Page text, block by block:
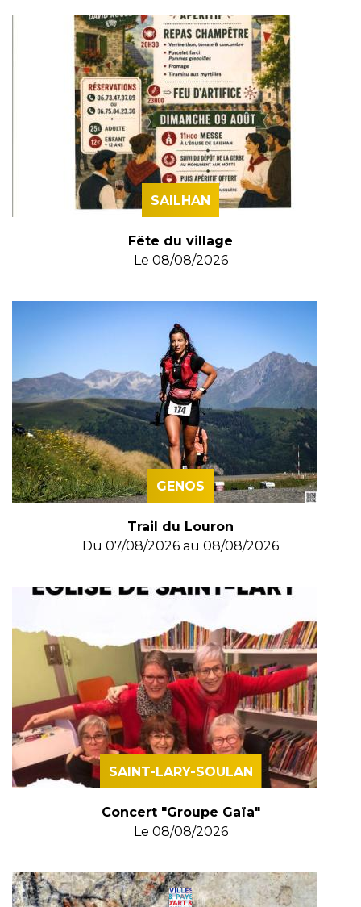
SAILHAN
Fête du village
Le 08/08/2026
GENOS
Trail du Louron
Du 07/08/2026 au 08/08/2026
SAINT-LARY-SOULAN
Concert "Groupe Gaïa"
Le 08/08/2026